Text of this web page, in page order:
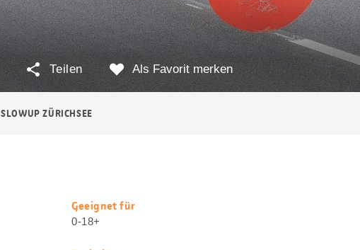
SLOWUP ZÜRICHSEE
Als Favorit merken
Teilen
Nützliche
Informationen
Geeignet für
0-18+